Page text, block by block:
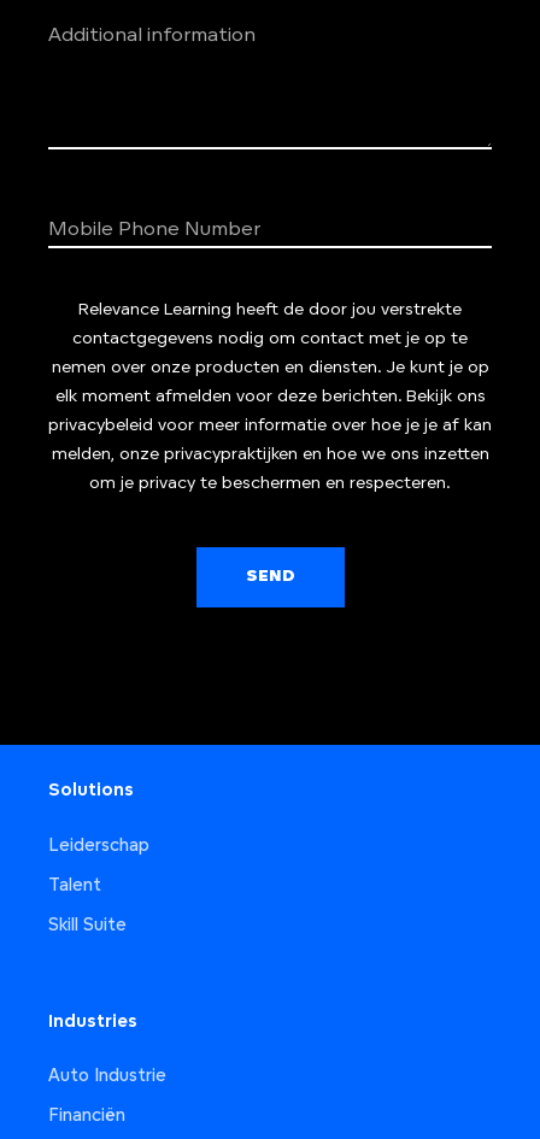
Relevance Learning heeft de door jou verstrekte
contactgegevens nodig om contact met je op te
nemen over onze producten en diensten. Je kunt je op
elk moment afmelden voor deze berichten. Bekijk ons
privacybeleid voor meer informatie over hoe je je af kan
melden, onze privacypraktijken en hoe we ons inzetten
om je privacy te beschermen en respecteren.
Solutions
Leiderschap
Talent
Skill Suite
Industries
Auto Industrie
Financiën